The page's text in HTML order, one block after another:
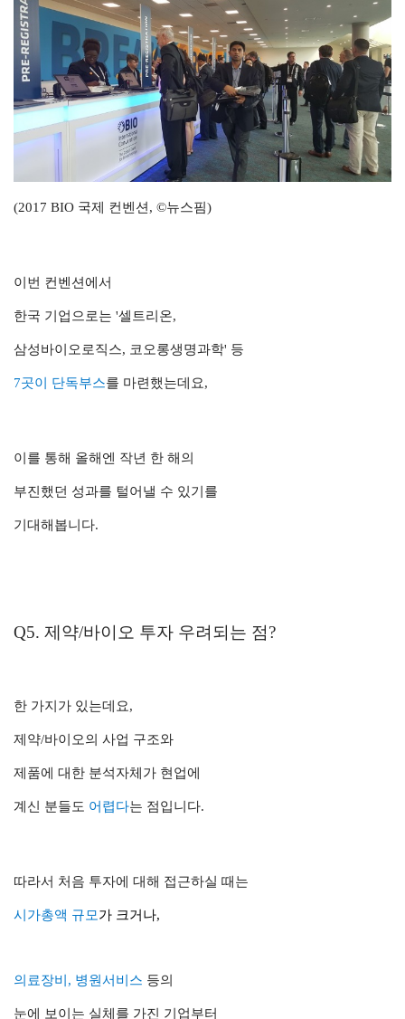
(2017 BIO 국제 컨벤션, ©뉴스핌)
이번 컨벤션에서
한국 기업으로는 '셀트리온,
삼성바이오로직스, 코오롱생명과학' 등
7곳이 단독부스를 마련했는데요,
이를 통해 올해엔 작년 한 해의
부진했던 성과를 털어낼 수 있기를
기대해봅니다.
Q5. 제약/바이오 투자 우려되는 점?
한 가지가 있는데요,
제약/바이오의 사업 구조와
제품에 대한 분석자체가 현업에
계신 분들도 어렵다는 점입니다.
따라서 처음 투자에 대해 접근하실 때는
시가총액 규모가 크거나,
의료장비, 병원서비스 등의
눈에 보이는 실체를 가진 기업부터